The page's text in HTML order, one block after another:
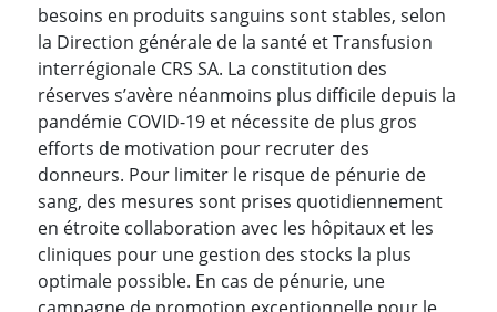
besoins en produits sanguins sont stables, selon
la Direction générale de la santé et Transfusion
interrégionale CRS SA. La constitution des
réserves s’avère néanmoins plus difficile depuis la
pandémie COVID-19 et nécessite de plus gros
efforts de motivation pour recruter des
donneurs. Pour limiter le risque de pénurie de
sang, des mesures sont prises quotidiennement
en étroite collaboration avec les hôpitaux et les
cliniques pour une gestion des stocks la plus
optimale possible. En cas de pénurie, une